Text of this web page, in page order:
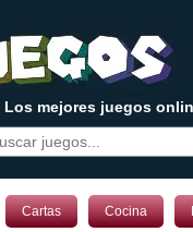
Los mejores juegos
Cartas Cocina